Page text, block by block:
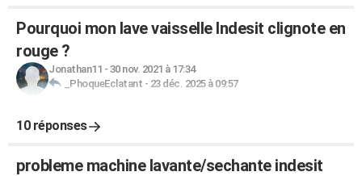
Pourquoi mon lave vaisselle Indesit clignote en
rouge ?
Jonathan11 - 30 nov. 2021 à 17:34
_PhoqueEclatant - 23 déc. 2025 à 09:57
10 réponses
probleme machine lavante/sechante indesit